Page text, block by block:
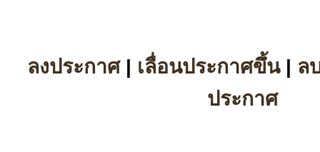
ลงประกาศ| เลื่อนประกาศขึ้น| ล
ประกาศ